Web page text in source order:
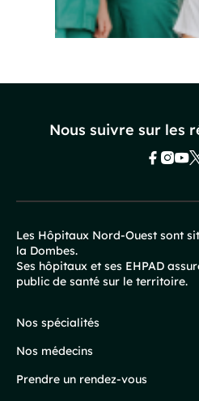
Nous suivre sur les
Pied
de
page
Les Hôpitaux Nord-Ouest sont
la Dombes.
Ses hôpitaux et ses EHPAD
public de santé sur le territoire.
Nos spécialités
Nos médecins
Prendre un rendez-vous